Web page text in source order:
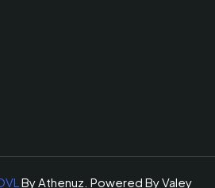
By Athenuz. Powered By Valey